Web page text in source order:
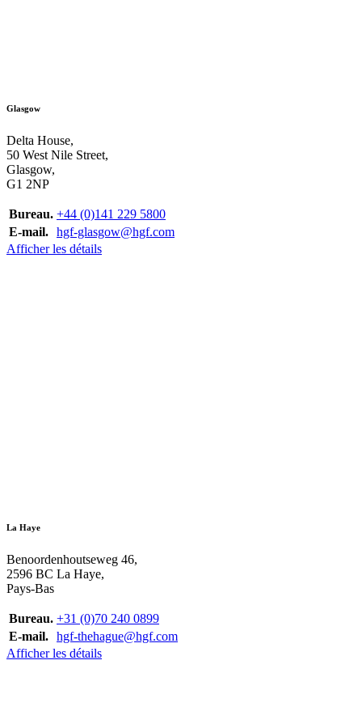
Glasgow
Delta House,
50 West Nile Street,
Glasgow,
G1 2NP
Bureau. +44 (0)141 229 5800
E-mail. hgf-glasgow@hgf.com
Afficher les détails
La Haye
Benoordenhoutseweg 46,
2596 BC La Haye,
Pays-Bas
Bureau. +31 (0)70 240 0899
E-mail. hgf-thehague@hgf.com
Afficher les détails